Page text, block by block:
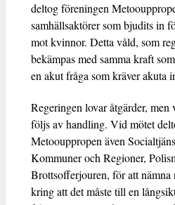
deltog föreningen
samhällsaktörer som bjudits in
mot kvinnor. Detta våld, som
bekämpas med samma kraft
en akut fråga som kräver akuta
Regeringen lovar åtgärder, men
följs av handling. Vid mötet
Metoouppropen även
Kommuner och Regioner,
Brottsofferjouren, för att
kring att det måste till en